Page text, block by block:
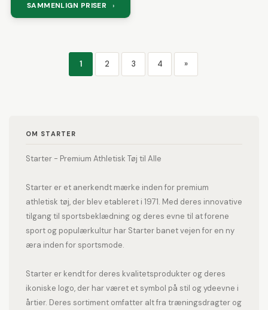
SAMMENLIGN PRISER ›
1 2 3 4 »
OM STARTER
Starter - Premium Athletisk Tøj til Alle
Starter er et anerkendt mærke inden for premium
athletisk tøj, der blev etableret i 1971. Med deres innovative
tilgang til sportsbeklædning og deres evne til at forene
sport og populærkultur har Starter banet vejen for en ny
æra inden for sportsmode.
Starter er kendt for deres kvalitetsprodukter og deres
ikoniske logo, der har været et symbol på stil og ydeevne i
årtier. Deres sortiment omfatter alt fra træningsdragter og